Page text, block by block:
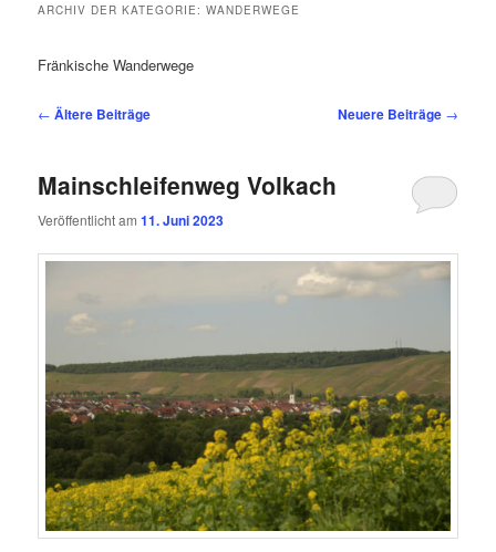
ARCHIV DER KATEGORIE:WANDERWEGE
Fränkische Wanderwege
Beitragsnavigation
← Ältere Beiträge Neuere Beiträge →
Mainschleifenweg Volkach
Veröffentlicht am11. Juni 2023